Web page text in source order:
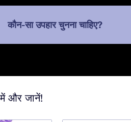
कौन-सा उपहार चुनना चाहिए?
में और जानें!